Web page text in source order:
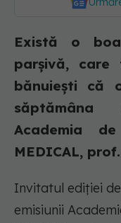
Există o
parșivă,
bănuiești că
Academia
MEDICAL,
Invitatul ediției
emisiunii